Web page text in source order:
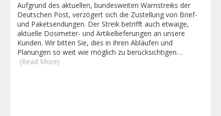
Aufgrund des aktuellen, bundesweiten Warnstreiks der
Deutschen Post, verzögert sich die Zustellung von Brief-
und Paketsendungen. Der Streik betrifft auch etwaige,
aktuelle Dosimeter- und Artikellieferungen an unsere
Kunden. Wir bitten Sie, dies in ihren Abläufen und
Planungen so weit wie möglich zu berücksichtigen…
(Read More)